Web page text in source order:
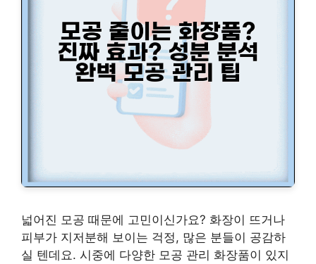
넓어진 모공 때문에 고민이신가요? 화장이 뜨거나
피부가 지저분해 보이는 걱정, 많은 분들이 공감하
실 텐데요. 시중에 다양한 모공 관리 화장품이 있지